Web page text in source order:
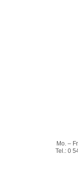
Mo. –
Tel.: 0